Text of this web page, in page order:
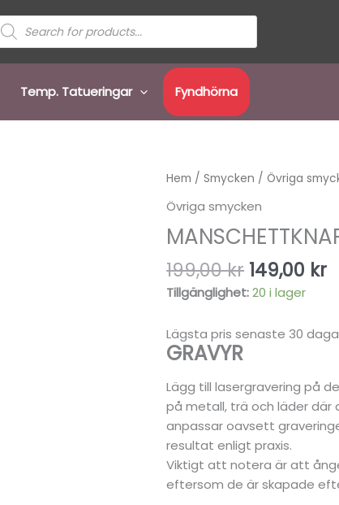
Temp. Tatueringar Fyndhörna
Hem /Smycken /Övriga
Övriga smycken
199,00kr
Det
priset
var:
199,00 kr.
149,00 kr
Tillgänglighet:20 i lager
Lägsta pris senaste 30
GRAVYR
Lägg till lasergravering på
på metall, trä och läder där
anpassar oavsett
resultat enligt praxis.
Viktigt att notera är att
eftersom de är skapade
Manschettknappar
mängd